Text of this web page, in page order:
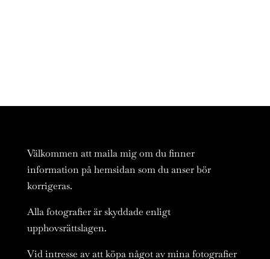
Välkommen att maila mig om du finner
information på hemsidan som du anser bör
korrigeras.
Alla fotografier är skyddade enligt
upphovsrättslagen.
Vid intresse av att köpa något av mina fotografier